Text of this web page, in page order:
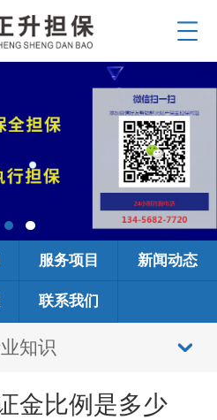
服务项目 新闻动态
联系我们
知识
金比例是多少